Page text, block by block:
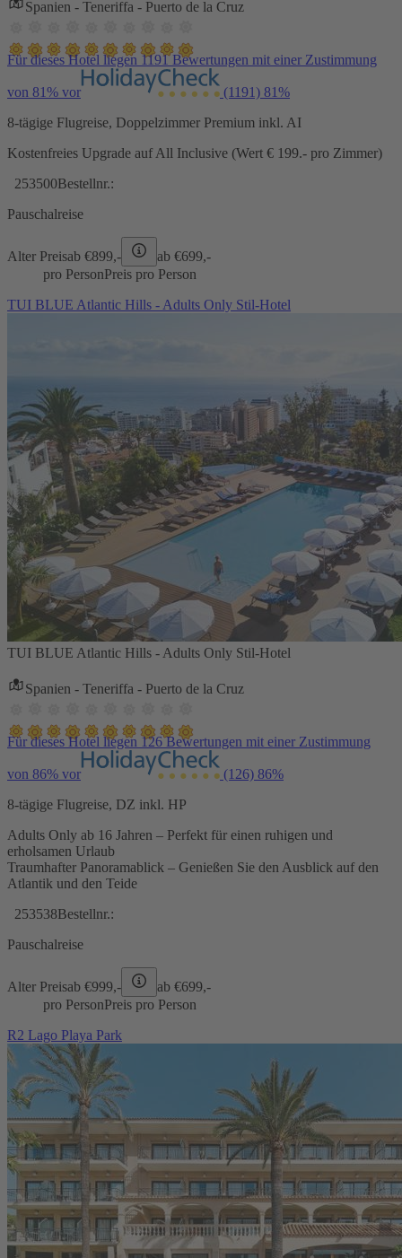
Spanien - Teneriffa - Puerto de la Cruz
Für dieses Hotel liegen 1191 Bewertungen mit einer Zustimmung
von 81% vor (1191) 81%
8-tägige Flugreise, Doppelzimmer Premium inkl. AI
Kostenfreies Upgrade auf All Inclusive (Wert € 199.- pro Zimmer)
253500Bestellnr.:
Pauschalreise
Alter Preisab €899,- ab €699,-
pro PersonPreis pro Person
TUI BLUE Atlantic Hills - Adults Only Stil-Hotel
TUI BLUE Atlantic Hills - Adults Only Stil-Hotel
Spanien - Teneriffa - Puerto de la Cruz
Für dieses Hotel liegen 126 Bewertungen mit einer Zustimmung
von 86% vor (126) 86%
8-tägige Flugreise, DZ inkl. HP
Adults Only ab 16 Jahren – Perfekt für einen ruhigen und
erholsamen Urlaub
Traumhafter Panoramablick – Genießen Sie den Ausblick auf den
Atlantik und den Teide
253538Bestellnr.:
Pauschalreise
Alter Preisab €999,- ab €699,-
pro PersonPreis pro Person
R2 Lago Playa Park